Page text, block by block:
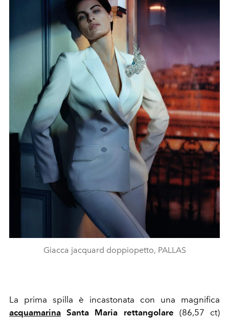
Giacca jacquard doppiopetto, PALLAS
La prima spilla è incastonata con una magnifica
acquamarina Santa Maria rettangolare (86,57 ct)